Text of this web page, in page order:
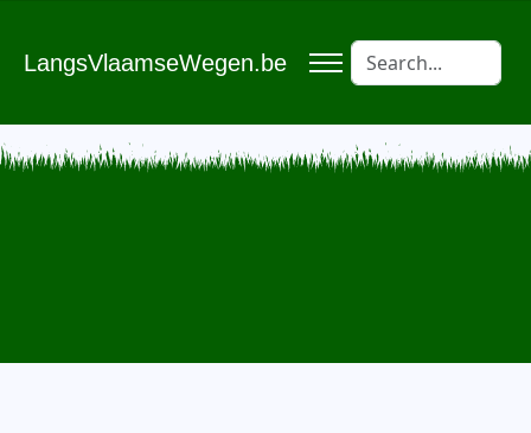
LangsVlaamseWegen.be